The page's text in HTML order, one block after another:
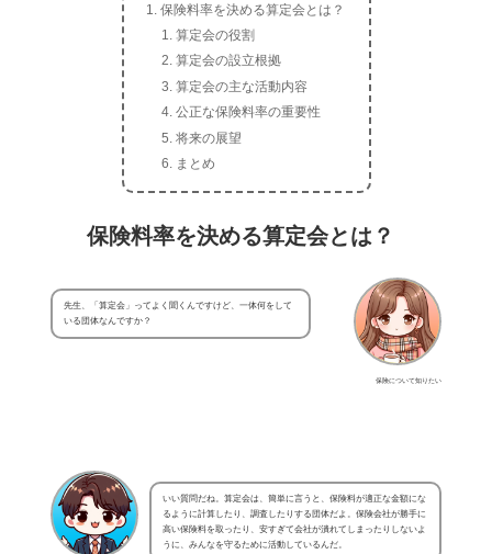
保険料率を決める算定会とは？
算定会の役割
算定会の設立根拠
算定会の主な活動内容
公正な保険料率の重要性
将来の展望
まとめ
保険料率を決める算定会とは？
保険について知りたい
先生、「算定会」ってよく聞くんですけど、一体何をして
いる団体なんですか？
いい質問だね。算定会は、簡単に言うと、保険料が適正な金額にな
るように計算したり、調査したりする団体だよ。保険会社が勝手に
高い保険料を取ったり、安すぎて会社が潰れてしまったりしないよ
うに、みんなを守るために活動しているんだ。